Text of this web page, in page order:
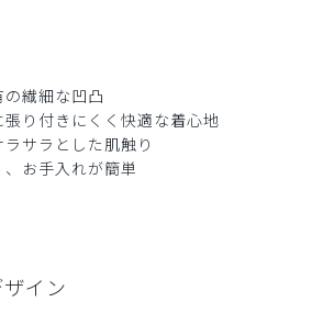
166-170cm 体重:56-60kg
繊細な凹凸
り付きにくく快適な着心地
サラとした肌触り
お手入れが簡単
イン